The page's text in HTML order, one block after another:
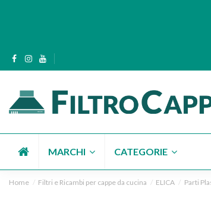
MARCHI CATEGORIE
Home Filtri e Ricambi per cappe da cucina ELICA Parti